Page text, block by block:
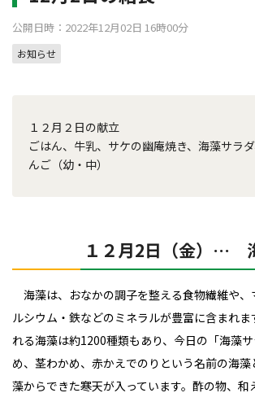
公開日時：2022年12月02日 16時00分
お知らせ
１２月２日の献立
ごはん、牛乳、サケの幽庵焼き、海藻サラ
んご（幼・中）
１２月2日（金）…
海藻は、おなかの調子を整える食物繊維や、
ルシウム・鉄などのミネラルが豊富に含まれま
れる海藻は約1200種類もあり、今日の「海藻
め、茎わかめ、赤かえでのりという名前の海
藻からできた寒天が入っています。酢の物、和